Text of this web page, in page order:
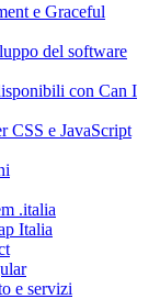
e Graceful
del software
con Can I
CSS e JavaScript
.italia
Italia
e servizi